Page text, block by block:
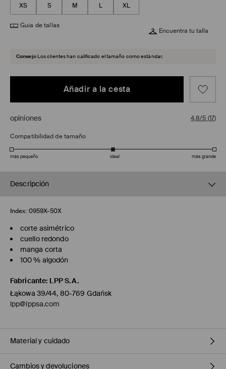
XS S M L XL
Guía de tallas
Encuentra tu talla
Consejo Los clientes han calificado el tamaño como estándar.
Añadir a la cesta
opiniones 4,8/5 (17)
Compatibilidad de tamaño
más pequeño ideal más grande
Descripción
Index: 0959X-50X
corte asimétrico
cuello redondo
manga corta
100 % algodón
Fabricante: LPP S.A.
Łąkowa 39/44, 80-769 Gdańsk
lpp@lppsa.com
Material y cuidado
Cambios y devoluciones